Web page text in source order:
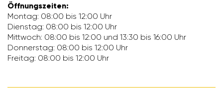
Öffnungs­zeiten:
Montag: 08:00 bis 12:00 Uhr
Dienstag: 08:00 bis 12:00 Uhr
Mitt­woch: 08:00 bis 12:00 und 13:30 bis 16:00 Uhr
Donnerstag: 08:00 bis 12:00 Uhr
Freitag: 08:00 bis 12:00 Uhr